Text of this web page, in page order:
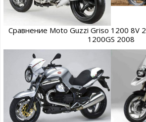
Сравнение Moto Guzzi Griso 1200 8V
1200GS 2008